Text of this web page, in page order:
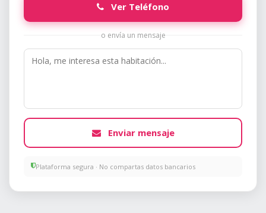
Ver Teléfono
o envía un mensaje
Enviar mensaje
Plataforma segura · No compartas datos bancarios